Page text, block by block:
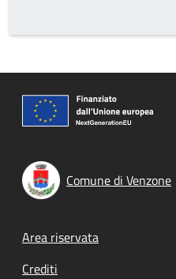
Comune di Venzone
Footer menu
Area riservata
Crediti